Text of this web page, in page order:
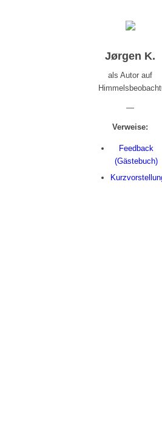
Jørgen K.
als Autor auf
—
Verweise:
Feedback
(Gästebuch)